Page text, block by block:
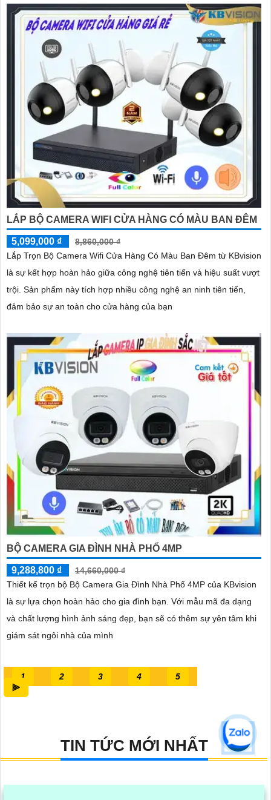
LẮP BỘ CAMERA WIFI CỬA HÀNG CÓ MÀU BAN ĐÊM
5,099,000 ₫
8,860,000 ₫
Lắp Trọn Bộ Camera Wifi Cửa Hàng Có Màu Ban Đêm từ KBvision
là sự kết hợp hoàn hảo giữa công nghệ tiên tiến và hiệu suất vượt
trội. Sản phẩm này tích hợp nhiều công nghệ an ninh tiên tiến,
đảm bảo sự an toàn cho cửa hàng của bạn
BỘ CAMERA GIA ĐÌNH NHÀ PHỐ 4MP
9,288,800 ₫
14,660,000 ₫
Thiết kế trọn bộ Bộ Camera Gia Đình Nhà Phố 4MP của KBvision
là sự lựa chọn hoàn hảo cho gia đình bạn. Với mẫu mã đa dạng
và chất lượng hình ảnh sáng đẹp, bạn sẽ có thêm sự yên tâm khi
giám sát ngôi nhà của mình
1 2 3 4
5
⫸
TIN TỨC MỚI NHẤT